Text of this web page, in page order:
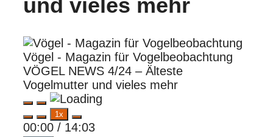
und vieles mehr
Vögel - Magazin für Vogelbeobachtung
VÖGEL NEWS 4/24 – Älteste
Vogelmutter und vieles mehr
Play
Episode
Pause
Episode
1x
00:00 / 14:03